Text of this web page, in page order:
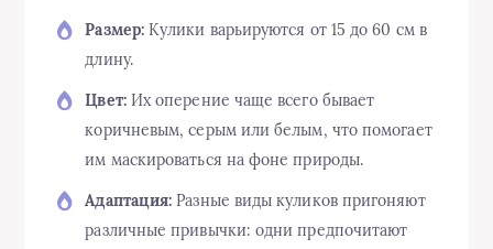
Размер:Кулики варьируются от 15 до 60 см в
длину.
Цвет:Их оперение чаще всего бывает
коричневым, серым или белым, что помогает
им маскироваться на фоне природы.
Адаптация: Разные виды куликов пригоняют
различные привычки: одни предпочитают